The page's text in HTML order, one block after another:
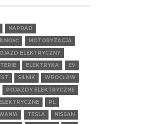
NAPRAD
MOTORYZACJA
ELEKTRYCZNY
ELEKTRYKA
EV
SILNIK
WROCŁAW
POJAZDY ELEKTRYCZNE
PL
TESLA
NISSAN